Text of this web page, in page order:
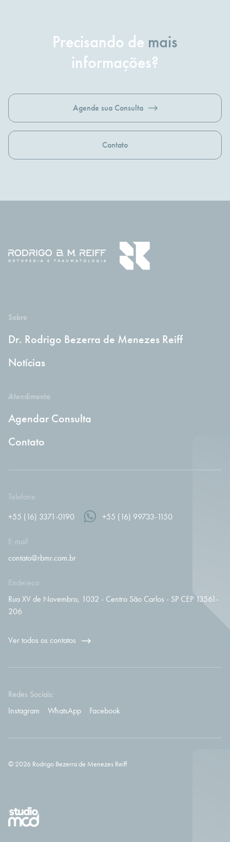
Precisando de mais
informações?
Agende sua Consulta
Contato
Sobre
Dr. Rodrigo Bezerra de Menezes Reiff
Notícias
Atendimento
Agendar Consulta
Contato
Telefone
+55 (16) 3371-0190
+55 (16) 99733-1150
E-mail
contato@rbmr.com.br
Endereço
Rua XV de Novembro, 1032 - Centro São Carlos - SP CEP 13561-
206
Ver todos os contatos
Redes Sociais:
Instagram
WhatsApp Facebook
© 2026 Rodrigo Bezerra de Menezes Reiff